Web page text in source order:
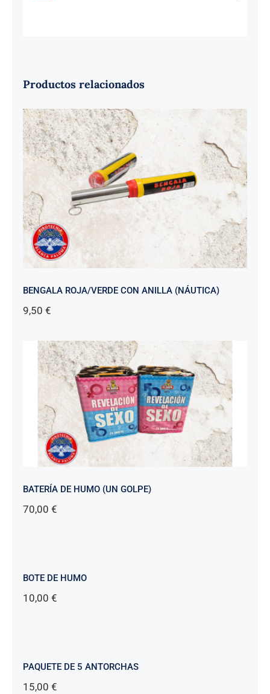
Productos relacionados
BENGALA ROJA/VERDE CON ANILLA (NÁUTICA)
9,50 €
BATERÍA DE HUMO (UN GOLPE)
70,00 €
BOTE DE HUMO
10,00 €
PAQUETE DE 5 ANTORCHAS
15,00 €